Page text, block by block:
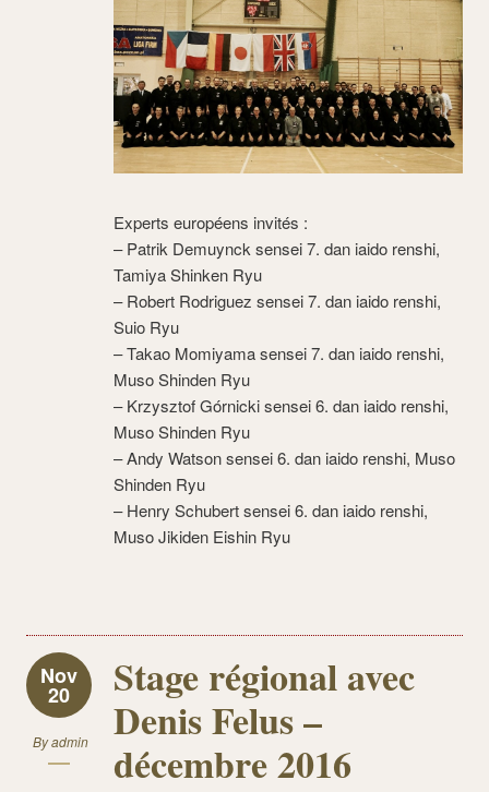
Experts européens invités :
– Patrik Demuynck sensei 7. dan iaido renshi,
Tamiya Shinken Ryu
– Robert Rodriguez sensei 7. dan iaido renshi,
Suio Ryu
– Takao Momiyama sensei 7. dan iaido renshi,
Muso Shinden Ryu
– Krzysztof Górnicki sensei 6. dan iaido renshi,
Muso Shinden Ryu
– Andy Watson sensei 6. dan iaido renshi, Muso
Shinden Ryu
– Henry Schubert sensei 6. dan iaido renshi,
Muso Jikiden Eishin Ryu
Nov
20
Byadmin
Stage régional avec
Denis Felus –
décembre 2016